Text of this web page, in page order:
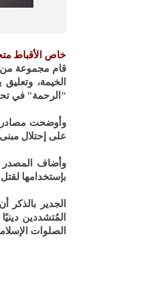
خاص الأقباط
قام مجموعة من
الخيمة،
"الرحمة" في
وأوضحت مصادر
على إحتلال
بإستخدامها
الجدير
المُتشددين
الصلوات